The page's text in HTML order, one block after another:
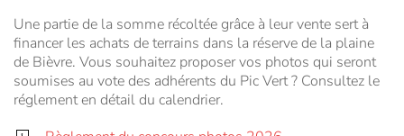
Une partie de la somme récoltée grâce à leur vente sert à
financer les achats de terrains dans la réserve de la plaine
de Bièvre. Vous souhaitez proposer vos photos qui seront
soumises au vote des adhérents du Pic Vert ? Consultez le
réglement en détail du calendrier.